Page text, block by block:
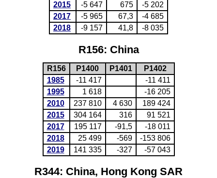
2015
-5 647 675
-5 202
2017
-5 965 67,3
-4 685
2018
-9 157 41,8 -8 035
R156: China
R156 P1400 P1401
P1402
1985
-11 417
-11 411
1995
1 618
-16 205
2010
237 810 4 630
189 424
2015
304 164 316
91 521
2017
195 117 -91,5
-18 011
2018
25 499 -569
-153 806
2019
141 335 -327 -57 043
R344: China, Hong Kong SAR